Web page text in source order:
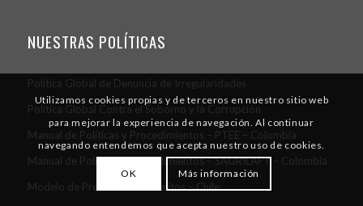
NUESTRAS POLÍTICAS
Política Global de Denuncia de Irregularidades
Política Global Contra el Soborno y la Corrupción
Manual de Políticas y Procedimientos – PTEE – Colombia
Manual de Políticas y Procedimientos – SAGRILAFT – Colombia
Modelo de Prevención de Delitos – Chile
Utilizamos cookies propias y de terceros en nuestro sitio web
para mejorar la experiencia de navegación. Al continuar
navegando entendemos que acepta nuestro uso de cookies.
OK Más información